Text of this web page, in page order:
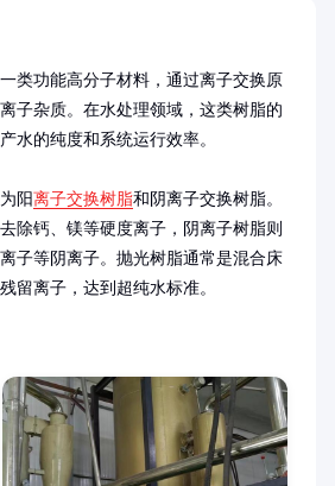
类功能高分子材料，通过离子交换原
子杂质。在水处理领域，这类树脂的
水的纯度和系统运行效率。
阳离子交换树脂和阴离子交换树脂。
除钙、镁等硬度离子，阴离子树脂则
子等阴离子。抛光树脂通常是混合床
留离子，达到超纯水标准。